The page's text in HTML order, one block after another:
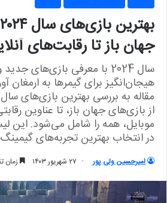
جهان باز تا رقابت‌های
سال 2024 با معرفی بازی‌های
هیجان‌انگیز برای گیمرها به ارمغان
از بازی‌های جهان باز، تا عناوین
موبایل، همه را شامل می‌شود. این
در انتخاب بهترین تجربه‌های
امیرحسین ولی پور ۲۷ شهریور ۱۴۰۳ زمان